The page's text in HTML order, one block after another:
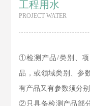
工程用水
PROJECT WATER
①检测产品/类别、项
品，或领域类别、参
有产品又有参数须分别
②只具备检测产品部